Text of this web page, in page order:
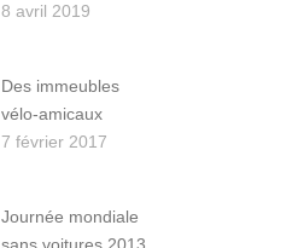
8 avril 2019
Des immeubles
vélo-amicaux
7 février 2017
Journée mondiale